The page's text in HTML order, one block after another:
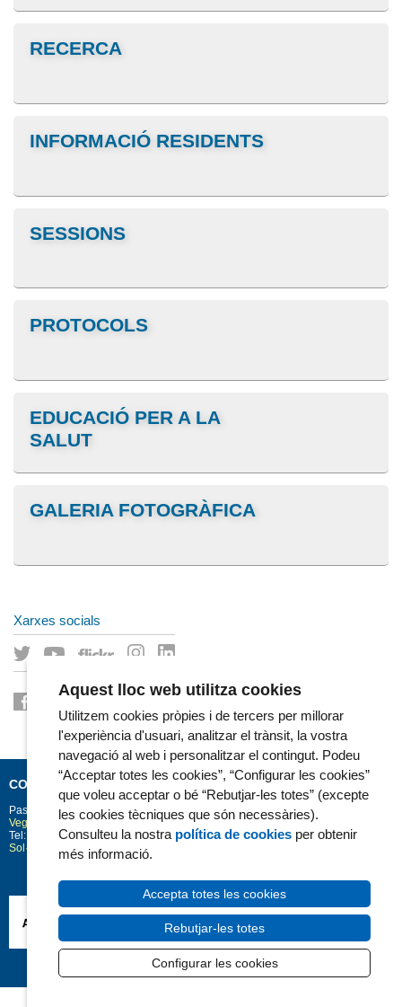
RECERCA
INFORMACIÓ RESIDENTS
SESSIONS
PROTOCOLS
EDUCACIÓ PER A LA
SALUT
GALERIA FOTOGRÀFICA
Xarxes socials
CONTACTE
Passeig Marítim 25-29 Barcelona 08003
Vegeu la situació a Google Maps
Tel: 93 248 30 00 · Fax: 93 248 32 54
Sol·licitud d'informació
Aquest lloc web utilitza cookies
Utilitzem cookies pròpies i de tercers per millorar
l'experiència d'usuari, analitzar el trànsit, la vostra
navegació al web i personalitzar el contingut. Podeu
“Acceptar totes les cookies”, “Configurar les cookies”
que voleu acceptar o bé “Rebutjar-les totes” (excepte
les cookies tècniques que són necessàries).
Consulteu la nostra política de cookies per obtenir
més informació.
Accepta totes les cookies
Rebutjar-les totes
Configurar les cookies